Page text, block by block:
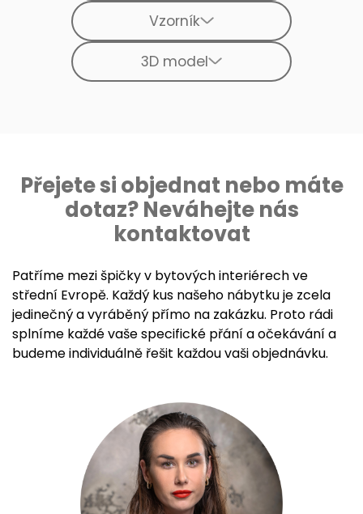
Vzorník
3D model
Přejete si objednat nebo máte
dotaz? Neváhejte nás
kontaktovat
Patříme mezi špičky v bytových interiérech ve
střední Evropě. Každý kus našeho nábytku je zcela
jedinečný a vyráběný přímo na zakázku. Proto rádi
splníme každé vaše specifické přání a očekávání a
budeme individuálně řešit každou vaši objednávku.